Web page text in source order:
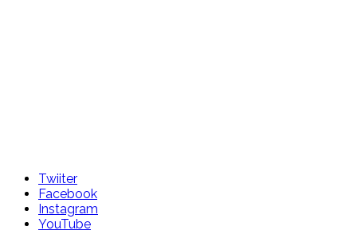
Twiiter
Facebook
Instagram
YouTube